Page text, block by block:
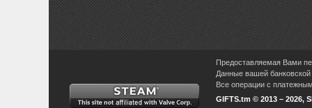
Предоставляемая Вами
Данные вашей
Все операции с
GIFTS.tm © 2013 – 2026,